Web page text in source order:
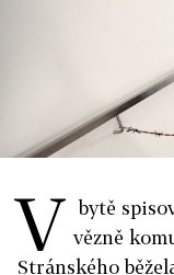
V bytě
vězně
Stránského